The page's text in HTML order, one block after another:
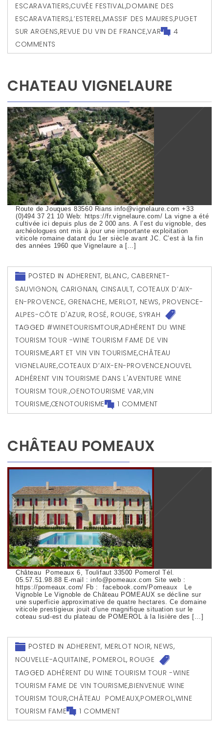
ESCARAVATIERS,CUVÉE FESTIVAL,DOMAINE DES
ESCARAVATIERS,L’ESTEREL,MASSIF DES MAURES,PUGET
SUR ARGENS,REVUE DU VIN DE FRANCE,VAR
4
COMMENTS
CHATEAU VIGNELAURE
Route de Jouques 83560 Rians info@vignelaure.com +33
(0)494 37 21 10 Web: https://fr.vignelaure.com/ La vigne a été
cultivée ici depuis plus de 2 000 ans. A l’est du vignoble, des
archéologues ont mis à jour une importante exploitation
viticole romaine datant du 1er siècle avant JC. C’est à la fin
des années 1960 que Vignelaure a […]
POSTED IN ADHERENT, BLANC, CABERNET-
SAUVIGNON, CARIGNAN, CINSAULT, COTEAUX D’AIX-
EN-PROVENCE, GRENACHE, MERLOT, NEWS, PROVENCE-
ALPES-CÔTE D'AZUR, ROSÉ, ROUGE, SYRAH
TAGGED#WINETOURISMTOUR,ADHÉRENT DU WINE
TOURISM TOUR -WINE TOURISM FAME DE VIN
TOURISME,ART ET VIN VIN TOURISME,CHÂTEAU
VIGNELAURE,COTEAUX D’AIX-EN-PROVENCE,NOUVEL
ADHÉRENT VIN TOURISME DANS L'AVENTURE WINE
TOURISM TOUR.,OENOTOURISME VAR,VIN
TOURISME,ŒNOTOURISME 1 COMMENT
CHÂTEAU POMEAUX
Château Pomeaux 6, Toulifaut 33500 Pomerol Tél.
05.57.51.98.88 E-mail : info@pomeaux.com Site web :
https://pomeaux.com/ Fb : facebook.com/Pomeaux Le
Vignoble Le Vignoble de Château POMEAUX se décline sur
une superficie approximative de quatre hectares. Ce domaine
viticole prestigieux jouit d’une magnifique situation sur le
coteau sud-est du plateau de POMEROL à la lisière des […]
POSTED IN ADHERENT, MERLOT NOIR, NEWS,
NOUVELLE-AQUITAINE, POMEROL, ROUGE
TAGGEDADHÉRENT DU WINE TOURISM TOUR -WINE
TOURISM FAME DE VIN TOURISME,BIENVENUE WINE
TOURISM TOUR,CHÂTEAU POMEAUX,POMEROL,WINE
TOURISM FAME
1 COMMENT